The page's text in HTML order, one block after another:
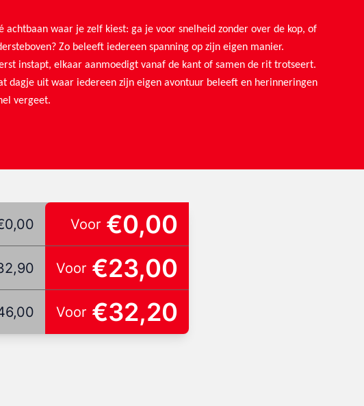
achtbaan waar je zelf kiest: ga je voor snelheid zonder over de kop, of
Zo beleeft iedereen spanning op zijn eigen manier.
instapt, elkaar aanmoedigt vanaf de kant of samen de rit trotseert.
dagje uit waar iedereen zijn eigen avontuur beleeft en herinneringen
vergeet.
Voor €0,00
Voor €23,00
Voor €32,20